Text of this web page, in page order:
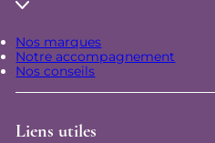
Nos marques
Notre accompagnement
Nos conseils
Liens utiles